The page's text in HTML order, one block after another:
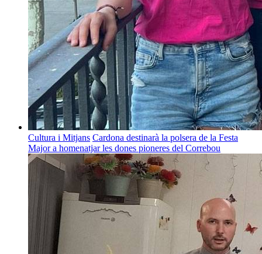
Cultura i Mitjans Cardona destinarà la polsera de la Festa
Major a homenatjar les dones pioneres del Correbou